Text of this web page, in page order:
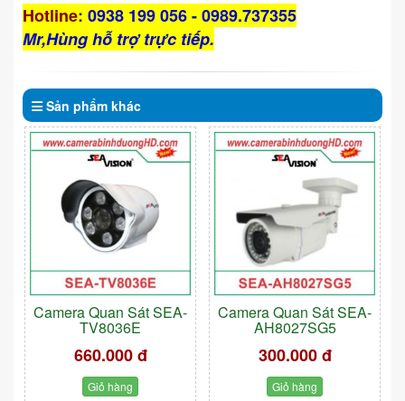
Hotline: 0938 199 056 - 0989.737355
Mr,Hùng hỗ trợ trực tiếp.
Sản phẩm khác
Camera Quan Sát SEA-
TV8036E
660.000 đ
Giỏ hàng
Camera Quan Sát SEA-
AH8027SG5
300.000 đ
Giỏ hàng